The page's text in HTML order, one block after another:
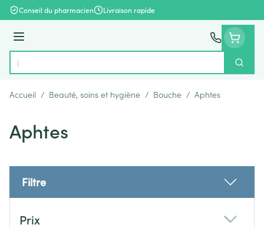
Aller au contenu
Conseil du pharmacien Livraison rapide
Menu
Rechercher
Accueil / Beauté, soins et hygiène / Bouche / Aphtes
Aphtes
Filtre
Prix